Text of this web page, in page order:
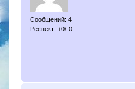
Сообщений: 4
Респект: +0/-0